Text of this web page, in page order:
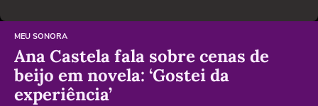
MEU SONORA
Ana Castela fala sobre cenas de
beijo em novela: ‘Gostei da
experiência’